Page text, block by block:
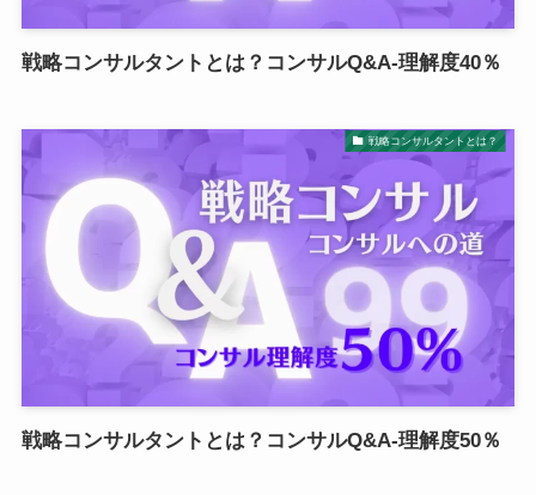
戦略コンサルタントとは？コンサルQ&A-理解度40％
戦略コンサルタントとは？
戦略コンサルタントとは？コンサルQ&A-理解度50％